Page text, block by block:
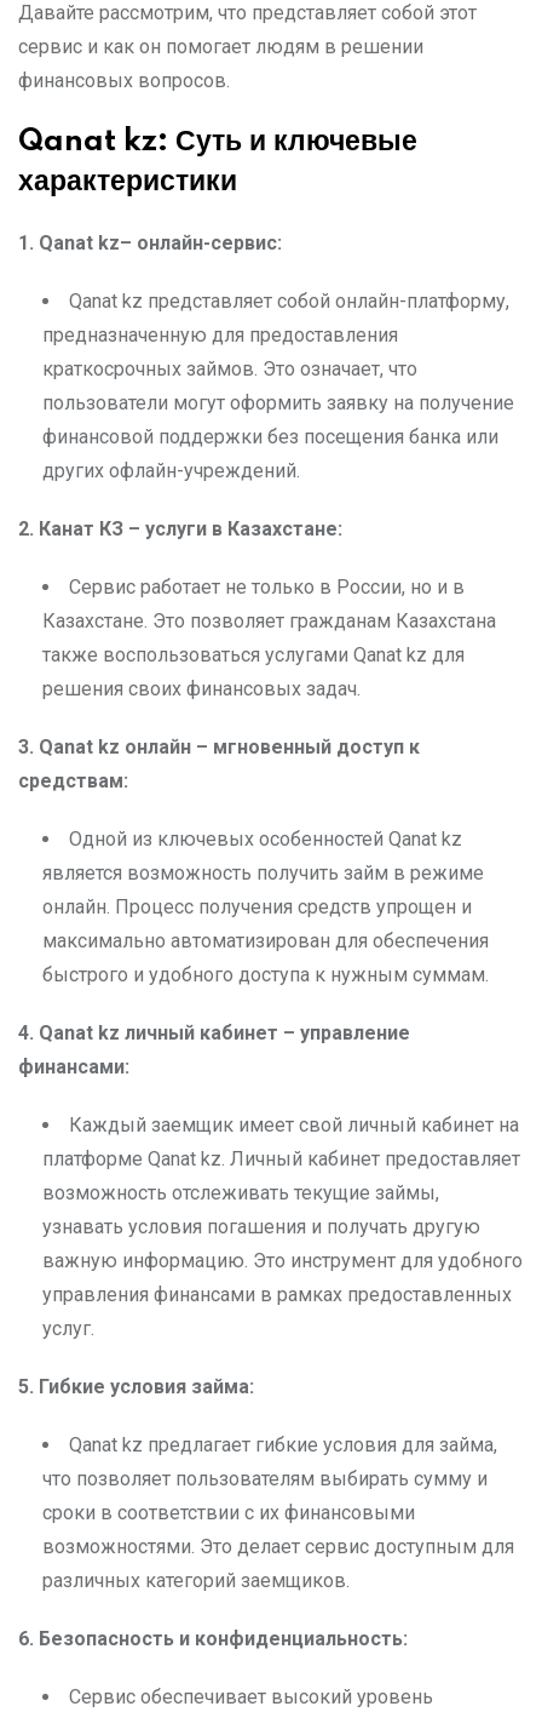
Давайте рассмотрим, что представляет собой этот
сервис и как он помогает людям в решении
финансовых вопросов.
Qanat kz: Суть и ключевые
характеристики
1. Qanat kz– онлайн-сервис:
Qanat kz представляет собой онлайн-платформу,
предназначенную для предоставления
краткосрочных займов. Это означает, что
пользователи могут оформить заявку на получение
финансовой поддержки без посещения банка или
других офлайн-учреждений.
2. Канат КЗ – услуги в Казахстане:
Сервис работает не только в России, но и в
Казахстане. Это позволяет гражданам Казахстана
также воспользоваться услугами Qanat kz для
решения своих финансовых задач.
3. Qanat kz онлайн – мгновенный доступ к
средствам:
Одной из ключевых особенностей Qanat kz
является возможность получить займ в режиме
онлайн. Процесс получения средств упрощен и
максимально автоматизирован для обеспечения
быстрого и удобного доступа к нужным суммам.
4. Qanat kz личный кабинет – управление
финансами:
Каждый заемщик имеет свой личный кабинет на
платформе Qanat kz. Личный кабинет предоставляет
возможность отслеживать текущие займы,
узнавать условия погашения и получать другую
важную информацию. Это инструмент для удобного
управления финансами в рамках предоставленных
услуг.
5. Гибкие условия займа:
Qanat kz предлагает гибкие условия для займа,
что позволяет пользователям выбирать сумму и
сроки в соответствии с их финансовыми
возможностями. Это делает сервис доступным для
различных категорий заемщиков.
6. Безопасность и конфиденциальность:
Сервис обеспечивает высокий уровень